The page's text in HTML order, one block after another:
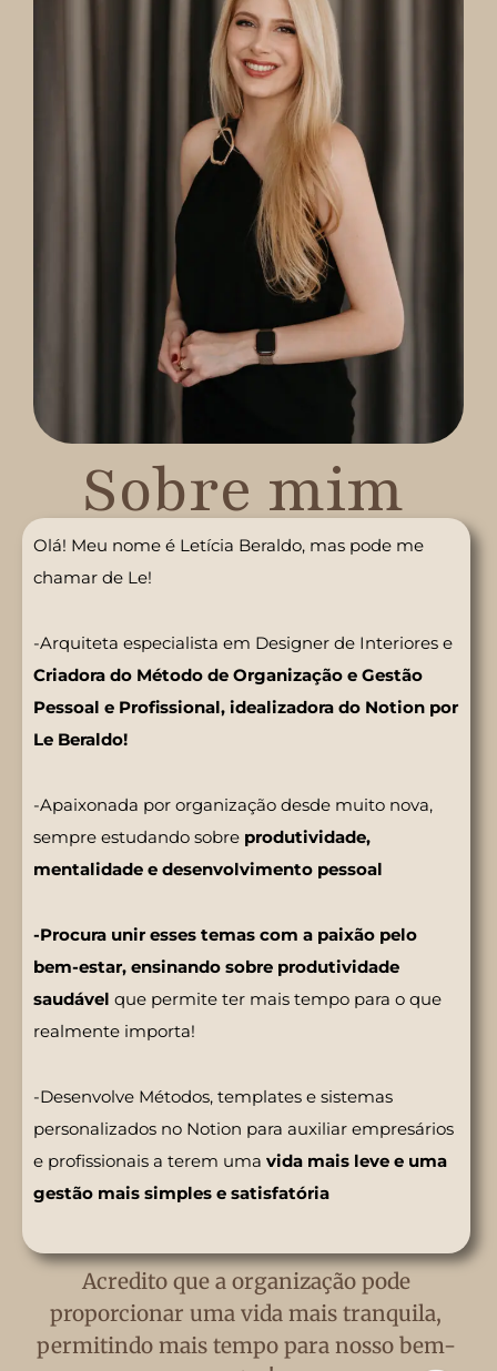
Sobre mim
Olá! Meu nome é Letícia Beraldo, mas pode me
chamar de Le!
-Arquiteta especialista em Designer de Interiores e
Criadora do Método de Organização e Gestão
Pessoal e Profissional, idealizadora do Notion por
Le Beraldo!
-Apaixonada por organização desde muito nova,
sempre estudando sobre produtividade,
mentalidade e desenvolvimento pessoal
-Procura unir esses temas com a paixão pelo
bem-estar, ensinando sobre produtividade
saudável que permite ter mais tempo para o que
realmente importa!
-Desenvolve Métodos, templates e sistemas
personalizados no Notion para auxiliar empresários
e profissionais a terem uma vida mais leve e uma
gestão mais simples e satisfatória
Acredito que a organização pode
proporcionar uma vida mais tranquila,
permitindo mais tempo para nosso bem-